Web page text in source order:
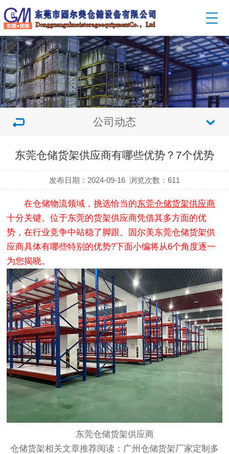
公司动态
东莞仓储货架供应商有哪些优势？7个优势
发布日期：2024-09-16 浏览次数：611
在仓储物流领域，挑选恰当的东莞仓储货架供应商
十分关键。位于东莞的货架供应商凭借其多方面的优
势，在行业竞争中站稳了脚跟。固尔美东莞仓储货架供
应商具体有哪些特别的优势?下面小编将从6个角度逐一
为您揭晓。
东莞仓储货架供应商
仓储货架相关文章推荐阅读： 广州仓储货架厂家定制多